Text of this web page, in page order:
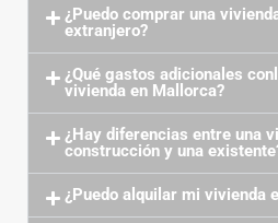
¿Puedo comprar una
extranjero?
¿Qué gastos adicionales
vivienda en Mallorca?
¿Hay diferencias entre una
construcción y una
¿Puedo alquilar mi vivienda